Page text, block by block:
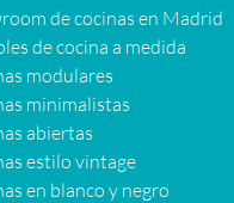
de cocinas en Madrid
de cocina a medida
modulares
minimalistas
abiertas
estilo vintage
en blanco y negro